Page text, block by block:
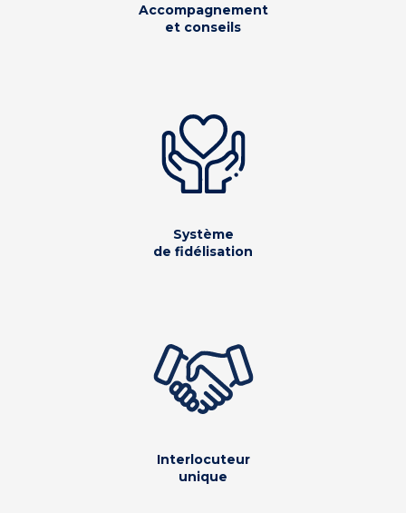
Accompagnement
et conseils
Système
de fidélisation
Interlocuteur
unique